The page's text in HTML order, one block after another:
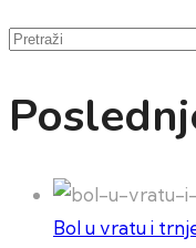
Pretraži
Bol u vratu i